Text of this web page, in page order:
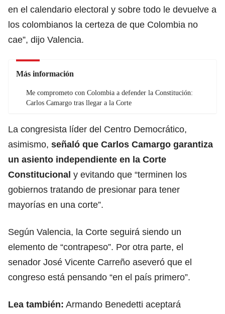
en el calendario electoral y sobre todo le devuelve a
los colombianos la certeza de que Colombia no
cae”, dijo Valencia.
Más información
Me comprometo con Colombia a defender la Constitución:
Carlos Camargo tras llegar a la Corte
La congresista líder del Centro Democrático,
asimismo, señaló que Carlos Camargo garantiza
un asiento independiente en la Corte
Constitucional y evitando que “terminen los
gobiernos tratando de presionar para tener
mayorías en una corte”.
Según Valencia, la Corte seguirá siendo un
elemento de “contrapeso”. Por otra parte, el
senador José Vicente Carreño aseveró que el
congreso está pensando “en el país primero”.
Lea también: Armando Benedetti aceptará